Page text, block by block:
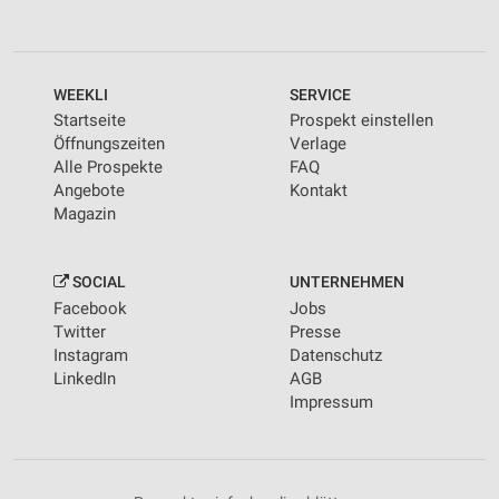
WEEKLI
Startseite
Öffnungszeiten
Alle Prospekte
Angebote
Magazin
SERVICE
Prospekt einstellen
Verlage
FAQ
Kontakt
SOCIAL
Facebook
Twitter
Instagram
LinkedIn
UNTERNEHMEN
Jobs
Presse
Datenschutz
AGB
Impressum